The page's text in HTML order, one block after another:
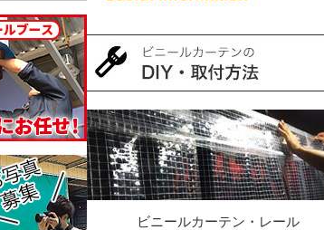
ビニールカーテン・レール